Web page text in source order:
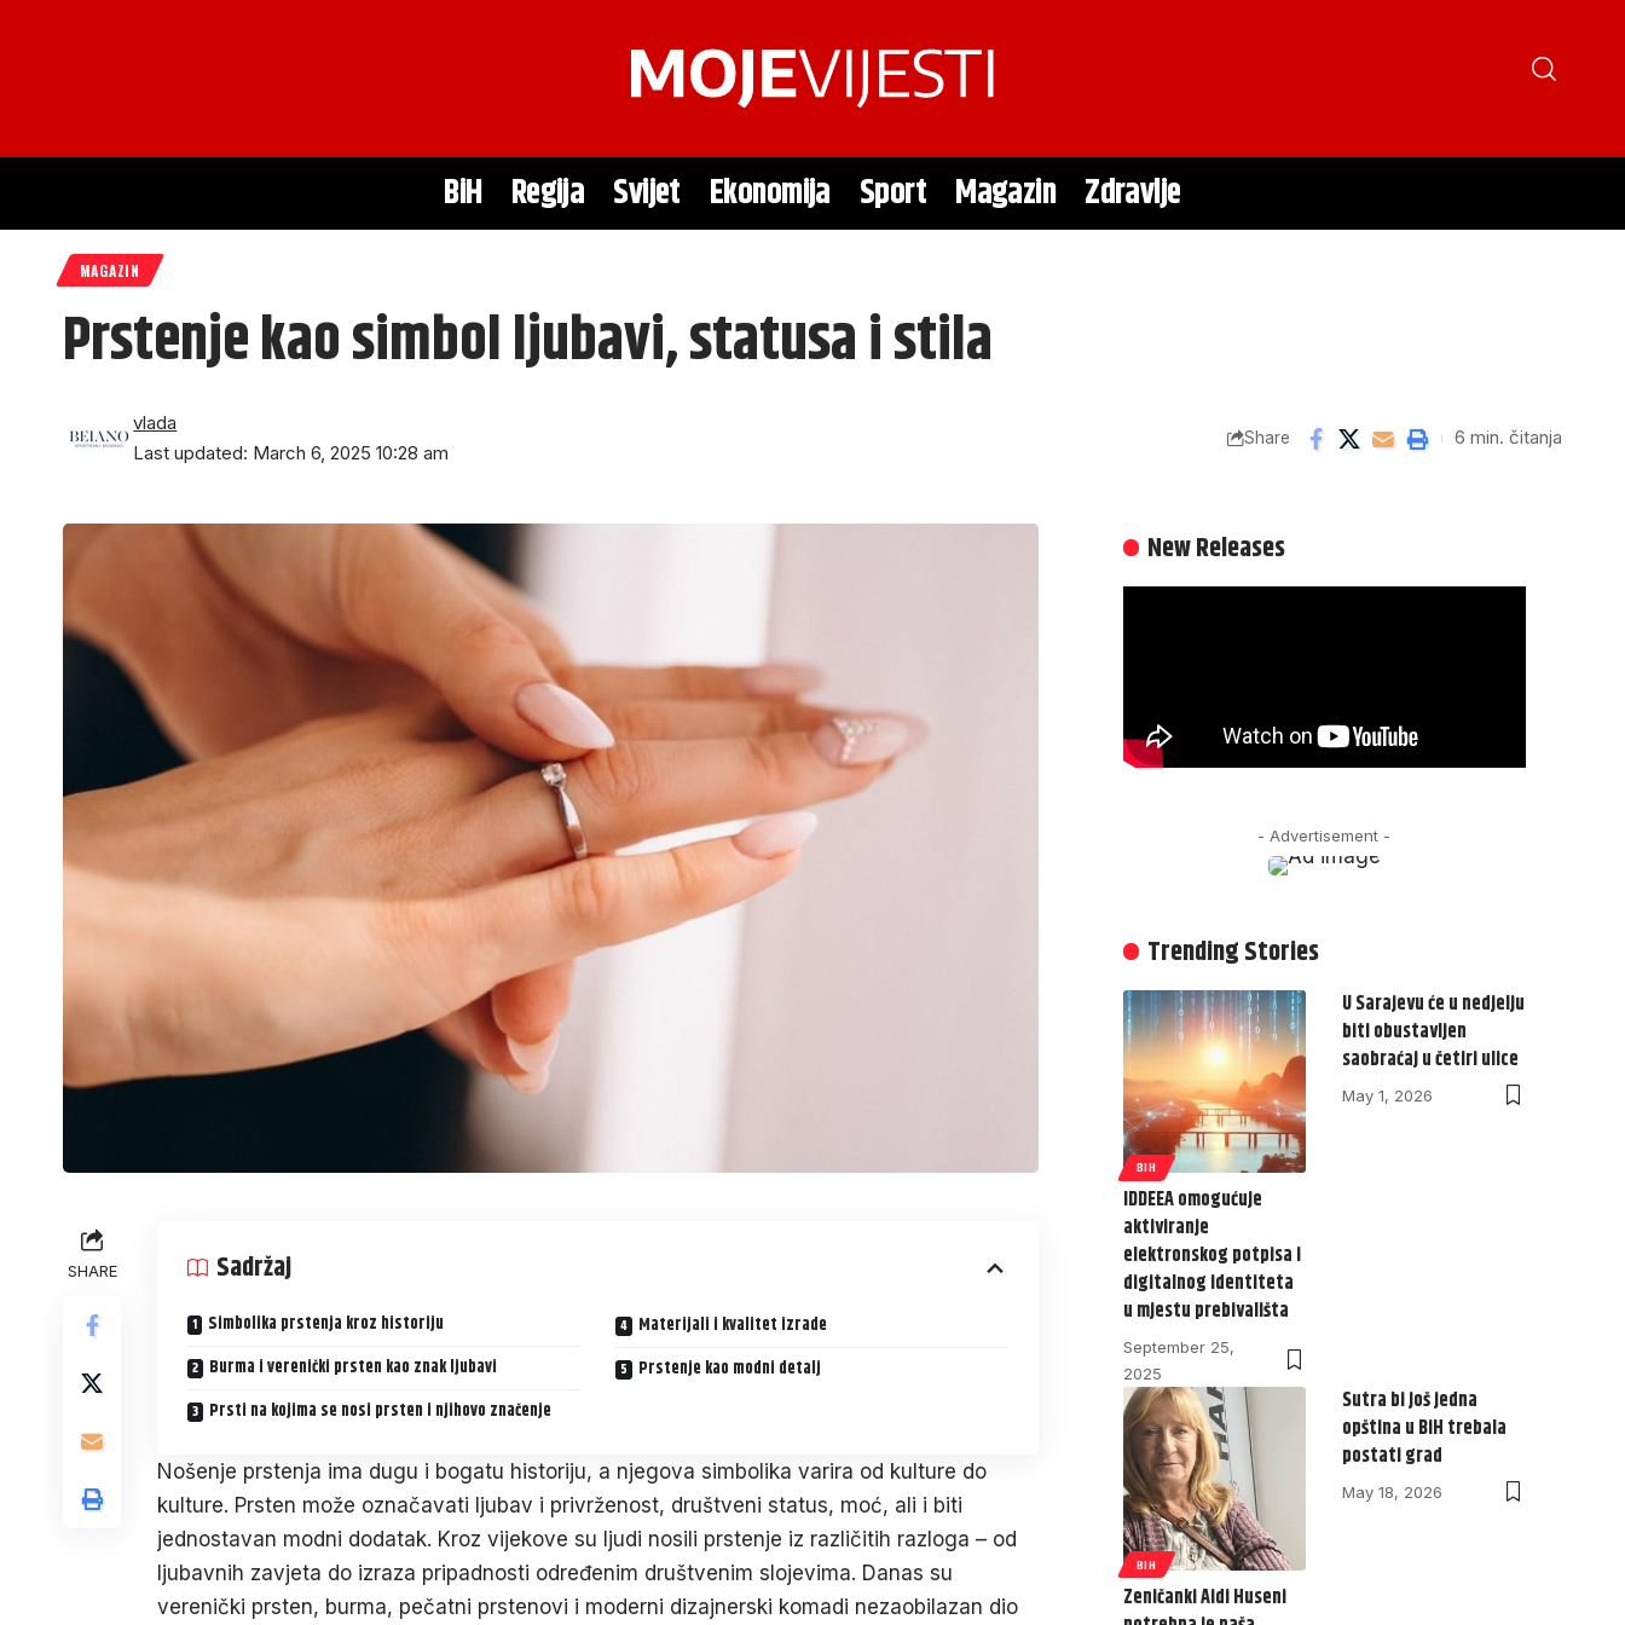
BiH Regija Svijet Ekonomija Sport Magazin Zdravlje
MAGAZIN
Prstenje kao simbol ljubavi, statusa i stila
Last updated: March 6, 2025 10:28 am
vlada
Share 6 min. čitanja
SHARE Sadržaj
Simbolika prstenja kroz historiju
Burma i verenički prsten kao znak ljubavi
Prsti na kojima se nosi prsten i njihovo značenje
Materijali i kvalitet izrade
Prstenje kao modni detalj
Nošenje prstenja ima dugu i bogatu historiju, a njegova simbolika varira od kulture do
kulture. Prsten može označavati ljubav i privrženost, društveni status, moć, ali i biti
jednostavan modni dodatak. Kroz vijekove su ljudi nosili prstenje iz različitih razloga – od
ljubavnih zavjeta do izraza pripadnosti određenim društvenim slojevima. Danas su
verenički prsten, burma, pečatni prstenovi i moderni dizajnerski komadi nezaobilazan dio
New Releases
- Advertisement -
Trending Stories
BIH
IDDEEA omogućuje
aktiviranje
elektronskog potpisa i
digitalnog identiteta
u mjestu prebivališta
September 25,
2025
U Sarajevu će u nedjelju
biti obustavljen
saobraćaj u četiri ulice
May 1, 2026
BIH
Zeničanki Aidi Huseni
Sutra bi još jedna
opština u BiH trebala
postati grad
May 18, 2026